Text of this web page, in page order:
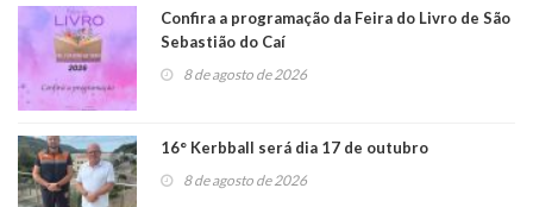
Confira a programação da Feira do Livro de São
Sebastião do Caí
8 de agosto de 2026
16° Kerbball será dia 17 de outubro
8 de agosto de 2026